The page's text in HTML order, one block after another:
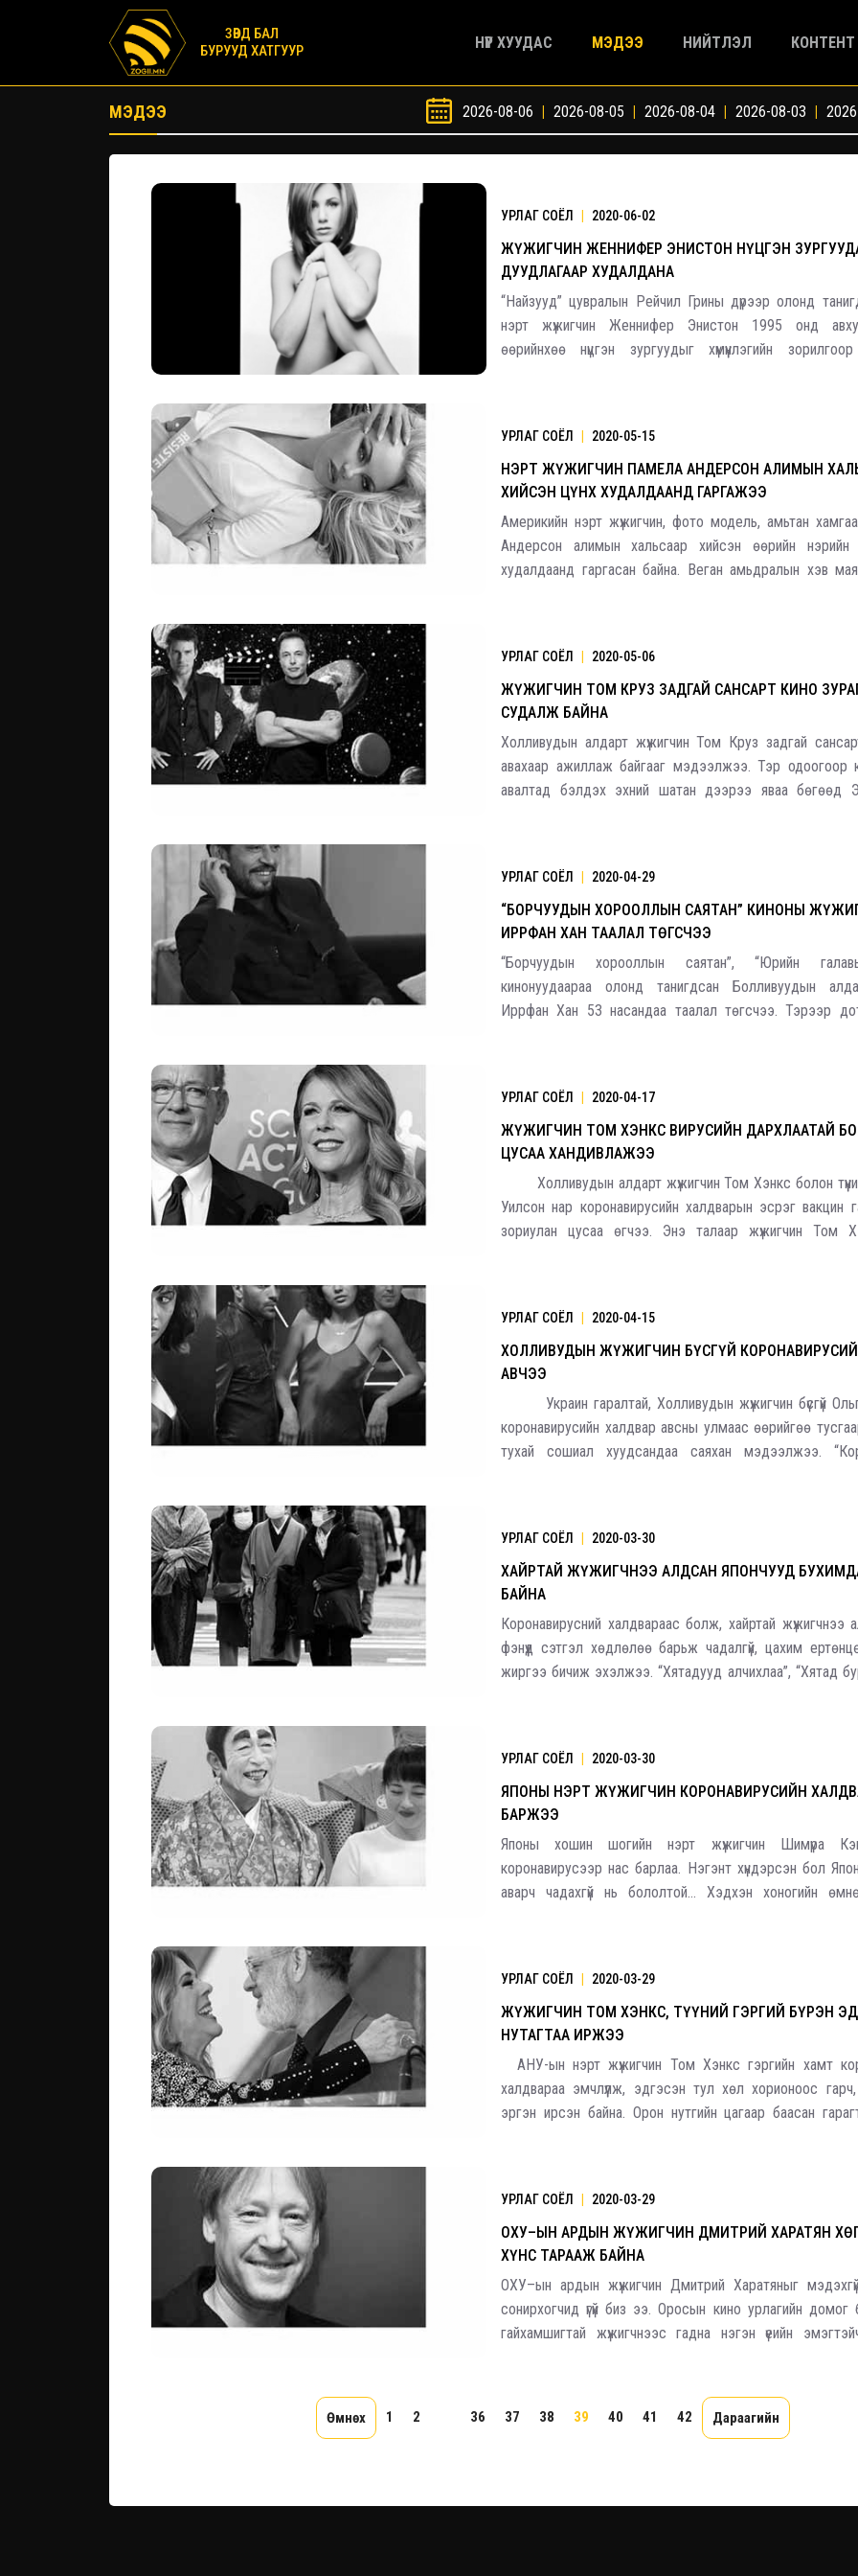
ЗӨВД БАЛ
БУРУУД ХАТГУУР
НҮҮР ХУУДАС МЭДЭЭ НИЙТЛЭЛ КОНТЕНТ
МЭДЭЭ 2026-08-06 | 2026-08-05 | 2026-08-04 | 2026-08-03 |
УРЛАГ СОЁЛ 2020-06-02
ЖҮЖИГЧИН ЖЕННИФЕР ЭНИСТОН НҮЦГЭН
ДУУДЛАГААР ХУДАЛДАНА
“Найзууд” цувралын Рейчил Грины дүрээр олонд
нэрт жүжигчин Женнифер Энистон 1995 онд
өөрийнхөө нүцгэн зургуудыг хүмүүнлэгийн
УРЛАГ СОЁЛ 2020-05-15
НЭРТ ЖҮЖИГЧИН ПАМЕЛА АНДЕРСОН АЛИМЫН
ХИЙСЭН ЦҮНХ ХУДАЛДААНД ГАРГАЖЭЭ
Америкийн нэрт жүжигчин, фото модель, амьтан
Андерсон алимын хальсаар хийсэн өөрийн нэрийн
худалдаанд гаргасан байна. Веган амьдралын хэв
УРЛАГ СОЁЛ 2020-05-06
ЖҮЖИГЧИН ТОМ КРУЗ ЗАДГАЙ САНСАРТ КИНО
СУДАЛЖ БАЙНА
Холливудын алдарт жүжигчин Том Круз задгай
авахаар ажиллаж байгааг мэдээлжээ. Тэр одоогоор
авалтад бэлдэх эхний шатан дээрээ яваа бөгөөд
УРЛАГ СОЁЛ 2020-04-29
“БОРЧУУДЫН ХОРООЛЛЫН САЯТАН” КИНОНЫ
ИРРФАН ХАН ТААЛАЛ ТӨГСЧЭЭ
“Борчуудын хорооллын саятан”, “Юрийн
кинонуудаараа олонд танигдсан Болливуудын
Иррфан Хан 53 насандаа таалал төгсчээ. Тэрээр
УРЛАГ СОЁЛ 2020-04-17
ЖҮЖИГЧИН ТОМ ХЭНКС ВИРУСИЙН ДАРХЛААТАЙ
ЦУСАА ХАНДИВЛАЖЭЭ
Холливудын алдарт жүжигчин Том Хэнкс болон
Уилсон нар коронавирусийн халдварын эсрэг вакцин
зориулан цусаа өгчээ. Энэ талаар жүжигчин Том
УРЛАГ СОЁЛ 2020-04-15
ХОЛЛИВУДЫН ЖҮЖИГЧИН БҮСГҮЙ
АВЧЭЭ
Украин гаралтай, Холливудын жүжигчин бүсгүй
коронавирусийн халдвар авсны улмаас өөрийгөө
тухай сошиал хуудсандаа саяхан мэдээлжээ.
УРЛАГ СОЁЛ 2020-03-30
ХАЙРТАЙ ЖҮЖИГЧНЭЭ АЛДСАН ЯПОНЧУУД
БАЙНА
Коронавирусний халдвараас болж, хайртай жүжигчнээ
фэнүүд сэтгэл хөдлөлөө барьж чадалгүй, цахим
жиргээ бичиж эхэлжээ. “Хятадууд алчихлаа”, “Хятад
УРЛАГ СОЁЛ 2020-03-30
ЯПОНЫ НЭРТ ЖҮЖИГЧИН КОРОНАВИРУСИЙН
БАРЖЭЭ
Японы хошин шогийн нэрт жүжигчин Шимүра
коронавирусээр нас барлаа. Нэгэнт хүндэрсэн бол
аварч чадахгүй нь бололтой... Хэдхэн хоногийн өмнө
УРЛАГ СОЁЛ 2020-03-29
ЖҮЖИГЧИН ТОМ ХЭНКС, ТҮҮНИЙ ГЭРГИЙ БҮРЭН
НУТАГТАА ИРЖЭЭ
АНУ-ын нэрт жүжигчин Том Хэнкс гэргийн хамт
халдвараа эмчлүүлж, эдгэсэн тул хөл хорионоос
эргэн ирсэн байна. Орон нутгийн цагаар баасан
УРЛАГ СОЁЛ 2020-03-29
ОХУ–ЫН АРДЫН ЖҮЖИГЧИН ДМИТРИЙ ХАРАТЯН
ХҮНС ТАРААЖ БАЙНА
ОХУ–ын ардын жүжигчин Дмитрий Харатяныг
сонирхогчид үгүй биз ээ. Оросын кино урлагийн домог
гайхамшигтай жүжигчнээс гадна нэгэн үеийн
Өмнөх 1 2 36 37 38 39 40 41 42 Дараагийн
Үзвэрийн хувиарууд
2026.08.30 20:00